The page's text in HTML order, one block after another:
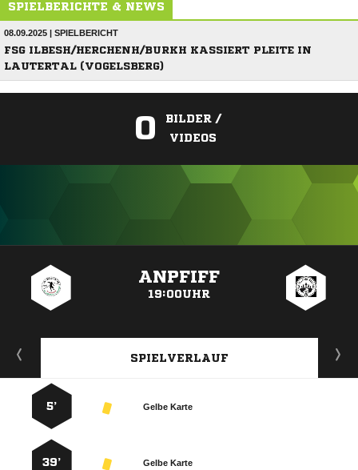
SPIELBERICHTE & NEWS
08.09.2025 | SPIELBERICHT
FSG ILBESH/HERCHENH/BURKH KASSIERT PLEITE IN
LAUTERTAL (VOGELSBERG)
0
BILDER /
VIDEOS
ANPFIFF
19:00UHR
SPIELVERLAUF
Gelbe Karte
5’
Gelbe Karte
39’